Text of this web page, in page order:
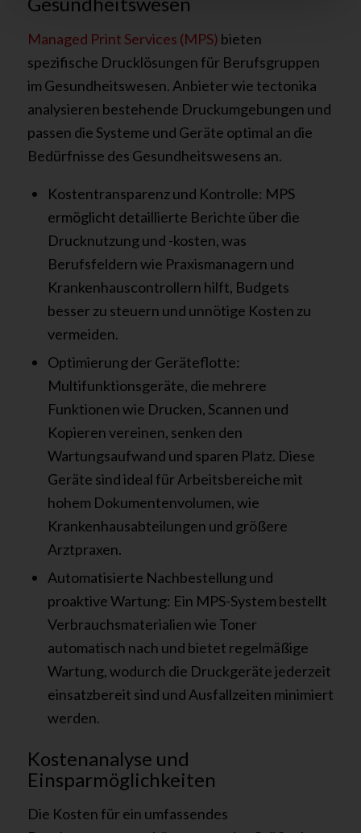
Managed Print Services (MPS) bieten
spezifische Drucklösungen für Berufsgruppen
im Gesundheitswesen. Anbieter wie tectonika
analysieren bestehende Druckumgebungen und
passen die Systeme und Geräte optimal an die
Bedürfnisse des Gesundheitswesens an.
Kostentransparenz und Kontrolle: MPS
ermöglicht detaillierte Berichte über die
Drucknutzung und -kosten, was
Berufsfeldern wie Praxismanagern und
Krankenhauscontrollern hilft, Budgets
besser zu steuern und unnötige Kosten zu
vermeiden.
Optimierung der Geräteflotte:
Multifunktionsgeräte, die mehrere
Funktionen wie Drucken, Scannen und
Kopieren vereinen, senken den
Wartungsaufwand und sparen Platz. Diese
Geräte sind ideal für Arbeitsbereiche mit
hohem Dokumentenvolumen, wie
Krankenhausabteilungen und größere
Arztpraxen.
Automatisierte Nachbestellung und
proaktive Wartung: Ein MPS-System bestellt
Verbrauchsmaterialien wie Toner
automatisch nach und bietet regelmäßige
Wartung, wodurch die Druckgeräte jederzeit
einsatzbereit sind und Ausfallzeiten minimiert
werden.
Kostenanalyse und
Einsparmöglichkeiten
Die Kosten für ein umfassendes